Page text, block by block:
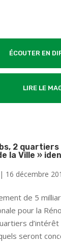
ÉCOUTER EN
LIRE LE
2
la Ville »
| 16 décembre
de 5
pour la
seront